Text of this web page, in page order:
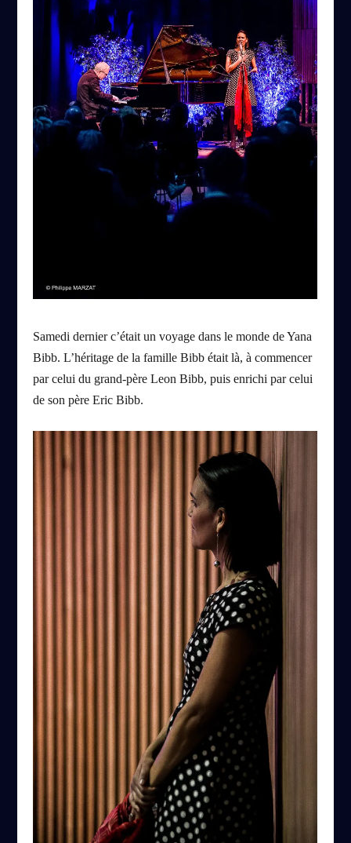
Samedi dernier c’était un voyage dans le monde de Yana
Bibb. L’héritage de la famille Bibb était là, à commencer
par celui du grand-père Leon Bibb, puis enrichi par celui
de son père Eric Bibb.